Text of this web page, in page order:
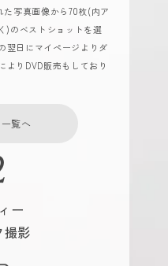
写真画像から70枚(内ア
)のベストショットを選
翌日にマイページよりダ
よりDVD販売もしており
覧へ
ー
撮影